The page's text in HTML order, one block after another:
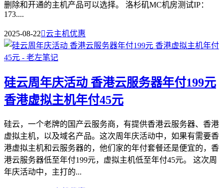
删除和开通的主机产品可以选择。 洛杉矶MC机房测试IP：
173....
2025-08-22云主机优惠
硅云周年庆活动 香港云服务器年付199元
香港虚拟主机年付45元
硅云，一个老牌的国产云服务商，有提供香港云服务器、香港
虚拟主机，以及域名产品。这次周年庆活动中，如果有需要香
港虚拟主机和云服务器的，他们家的年付套餐还是便宜的，香
港云服务器低至年付199元，虚拟主机低至年付45元。 这次周
年庆活动中，主打的...